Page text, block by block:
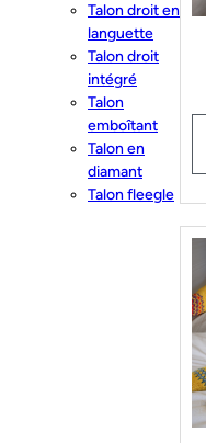
Talon droit en
languette
Talon droit
intégré
Talon
emboîtant
Talon en
diamant
Talon fleegle